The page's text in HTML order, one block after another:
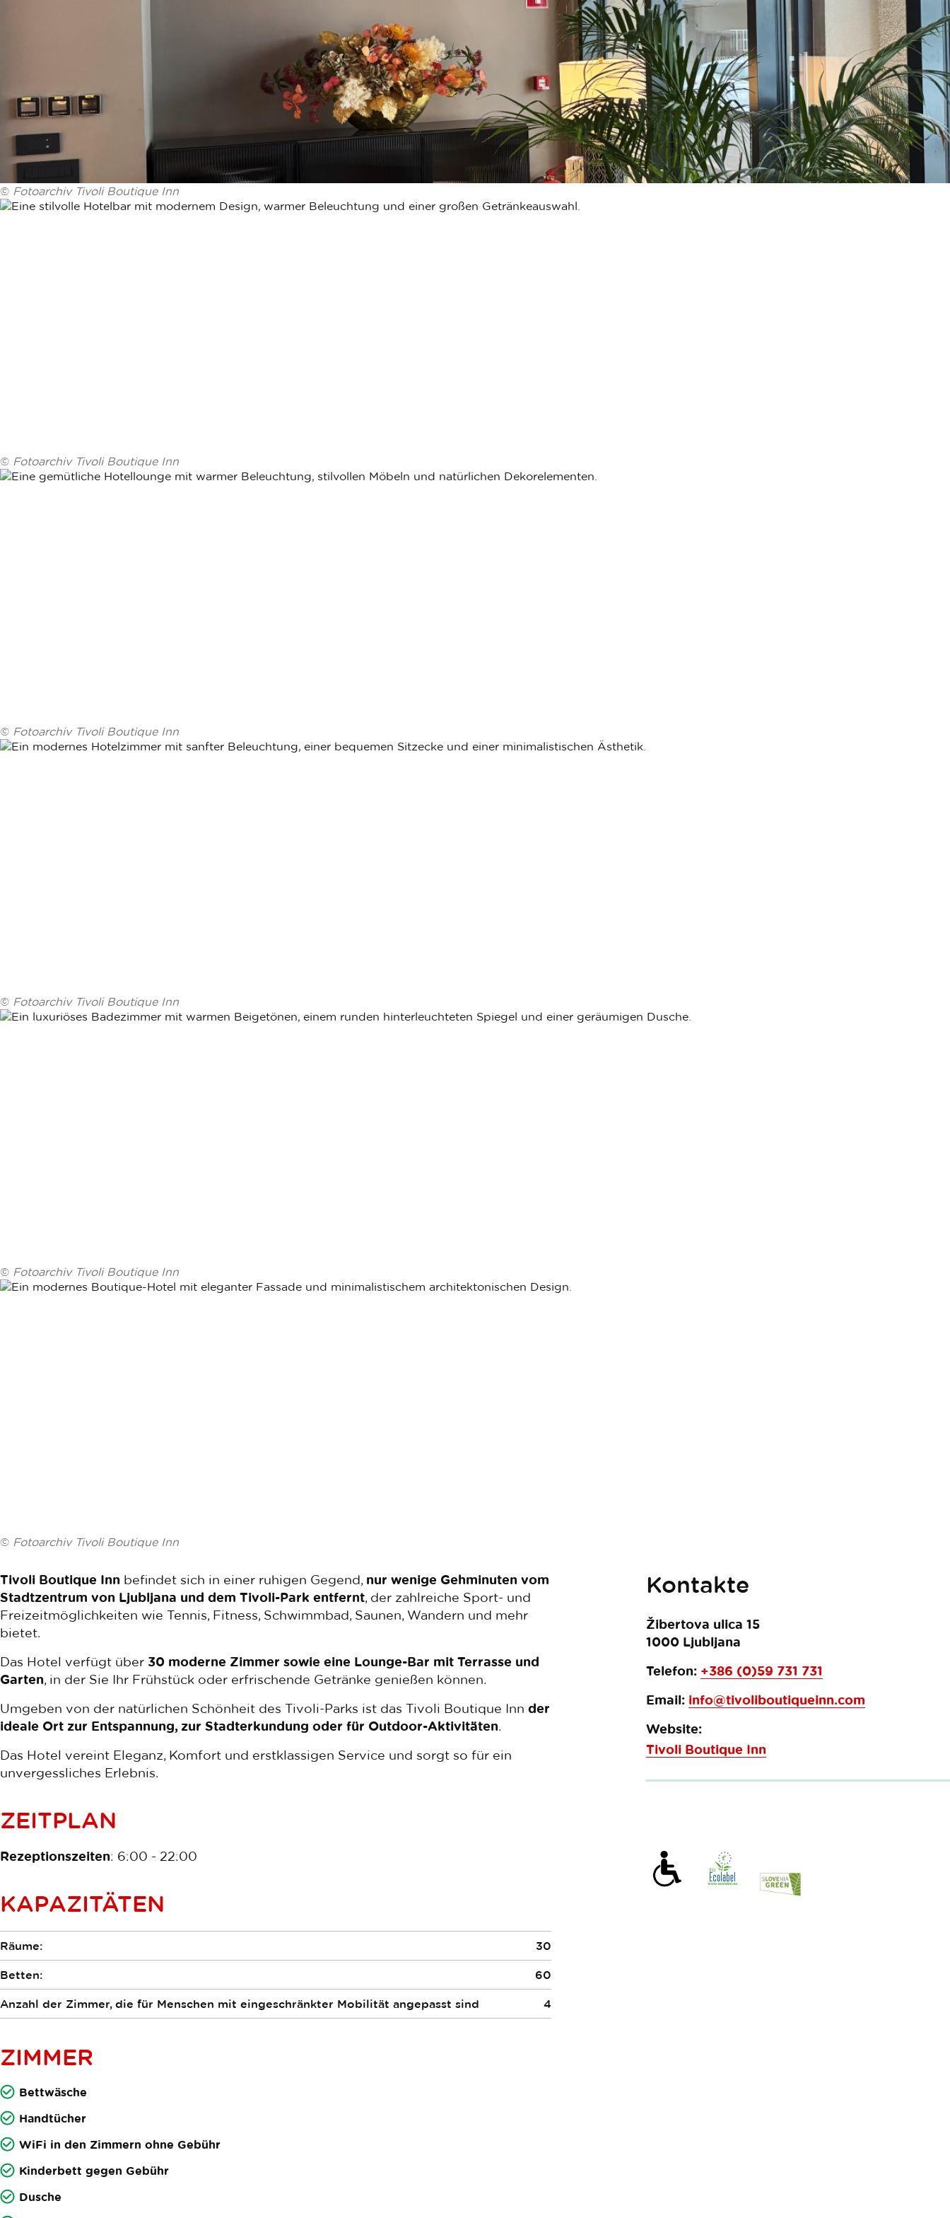
© Fotoarchiv Tivoli Boutique Inn
© Fotoarchiv Tivoli Boutique Inn
© Fotoarchiv Tivoli Boutique Inn
© Fotoarchiv Tivoli Boutique Inn
© Fotoarchiv Tivoli Boutique Inn
© Fotoarchiv Tivoli Boutique Inn
Tivoli Boutique Inn befindet sich in einer ruhigen Gegend, nur wenige Gehminuten vom
Stadtzentrum von Ljubljana und dem Tivoli-Park entfernt, der zahlreiche Sport- und
Freizeitmöglichkeiten wie Tennis, Fitness, Schwimmbad, Saunen, Wandern und mehr
bietet.
Das Hotel verfügt über 30 moderne Zimmer sowie eine Lounge-Bar mit Terrasse und
Garten, in der Sie Ihr Frühstück oder erfrischende Getränke genießen können.
Umgeben von der natürlichen Schönheit des Tivoli-Parks ist das Tivoli Boutique Inn der
ideale Ort zur Entspannung, zur Stadterkundung oder für Outdoor-Aktivitäten.
Das Hotel vereint Eleganz, Komfort und erstklassigen Service und sorgt so für ein
unvergessliches Erlebnis.
ZEITPLAN
Rezeptionszeiten: 6:00 - 22:00
KAPAZITÄTEN
Räume: 30
Betten: 60
Anzahl der Zimmer, die für Menschen mit eingeschränkter Mobilität angepasst sind 4
ZIMMER
Bettwäsche
Handtücher
WiFi in den Zimmern ohne Gebühr
Kinderbett gegen Gebühr
Dusche
Kontakte
Žibertova ulica 15
1000 Ljubljana
Telefon: +386 (0)59 731 731
Email: info@tivoliboutiqueinn.com
Website:
Tivoli Boutique Inn